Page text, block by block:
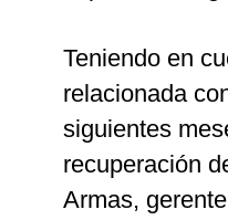
Teniendo en
relacionada
siguientes
recuperación
Armas,